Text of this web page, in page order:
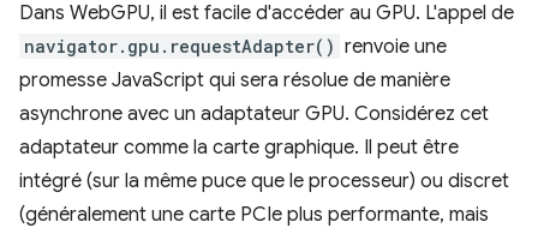
Dans WebGPU, il est facile d'accéder au GPU. L'appel de
navigator.gpu.requestAdapter() renvoie une
promesse JavaScript qui sera résolue de manière
asynchrone avec un adaptateur GPU. Considérez cet
adaptateur comme la carte graphique. Il peut être
intégré (sur la même puce que le processeur) ou discret
(généralement une carte PCIe plus performante, mais